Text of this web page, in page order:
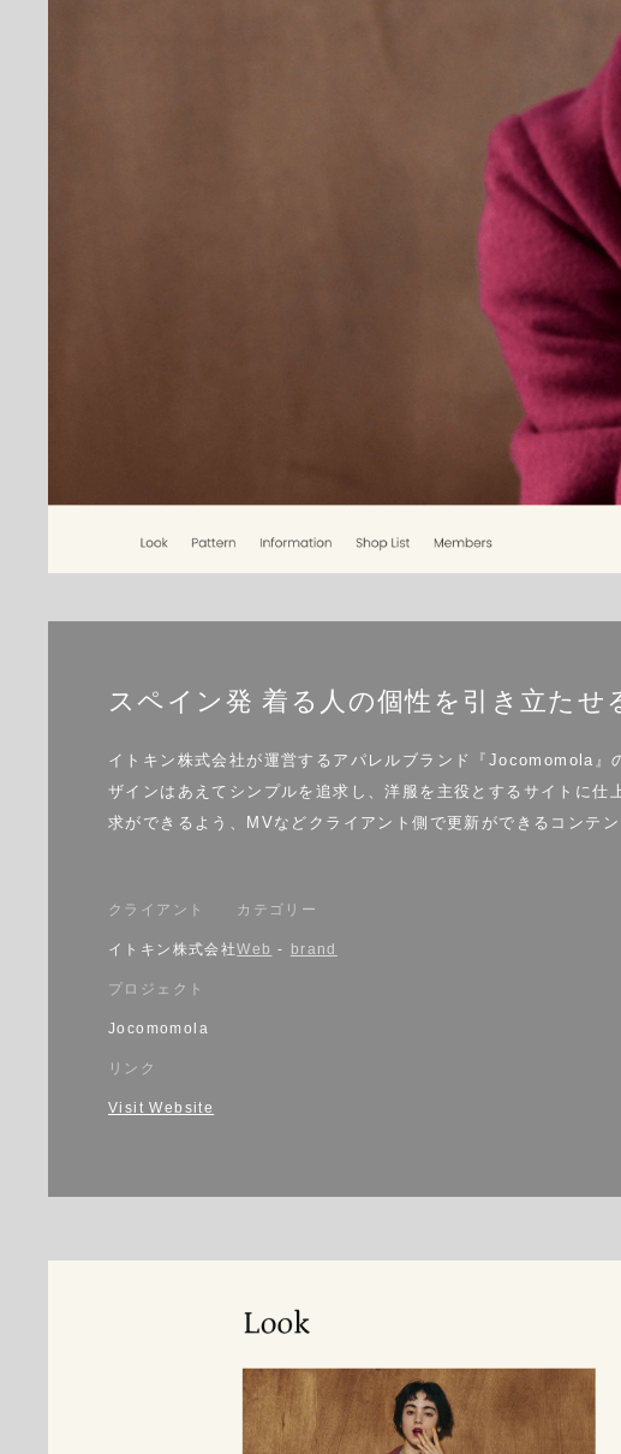
スペイン発 着る人の個性を引き立た
イトキン株式会社が運営するアパレルブランド『Jocomomola
ザインはあえてシンプルを追求し、洋服を主役とするサイトに
求ができるよう、MVなどクライアント側で更新ができるコンテ
クライアント
イトキン株式会社
プロジェクト
Jocomomola
リンク
Visit Website
カテゴリー
Web - brand